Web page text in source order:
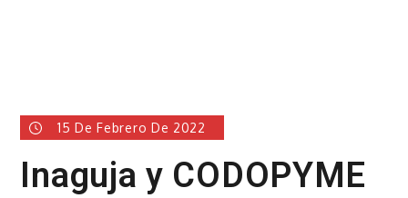
15 De Febrero De 2022
Inaguja y CODOPYME